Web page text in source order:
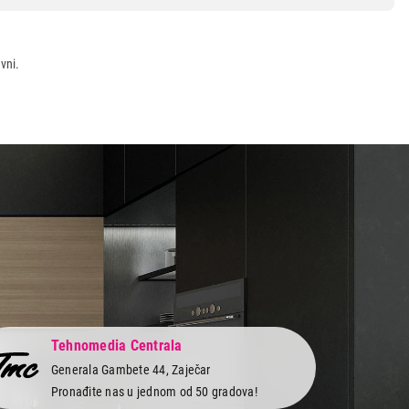
Tehnomedia Centrala
Generala Gambete 44, Zaječar
Pronađite nas u jednom od 50 gradova!